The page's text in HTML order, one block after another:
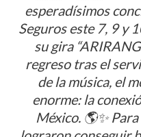
esperadísimos
Seguros este 7, 9 y
su gira
regreso tras el
de la música, el
enorme: la
México. 🌎✨